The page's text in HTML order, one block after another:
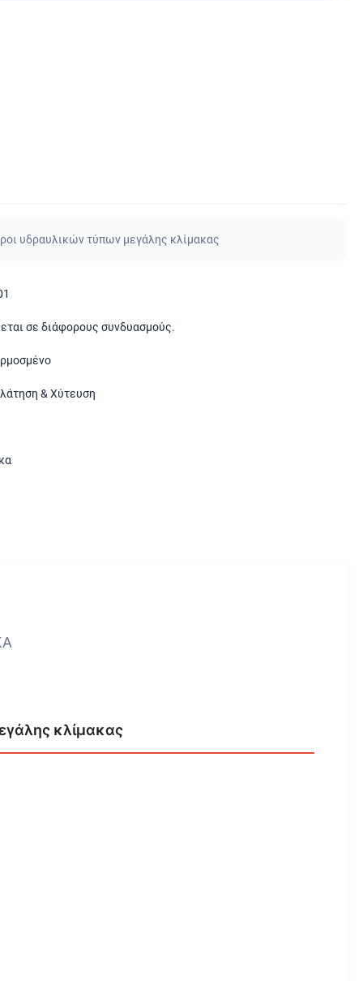
υδραυλικών τύπων μεγάλης κλίμακας
σε διάφορους συνδυασμούς.
& Χύτευση
κλίμακας